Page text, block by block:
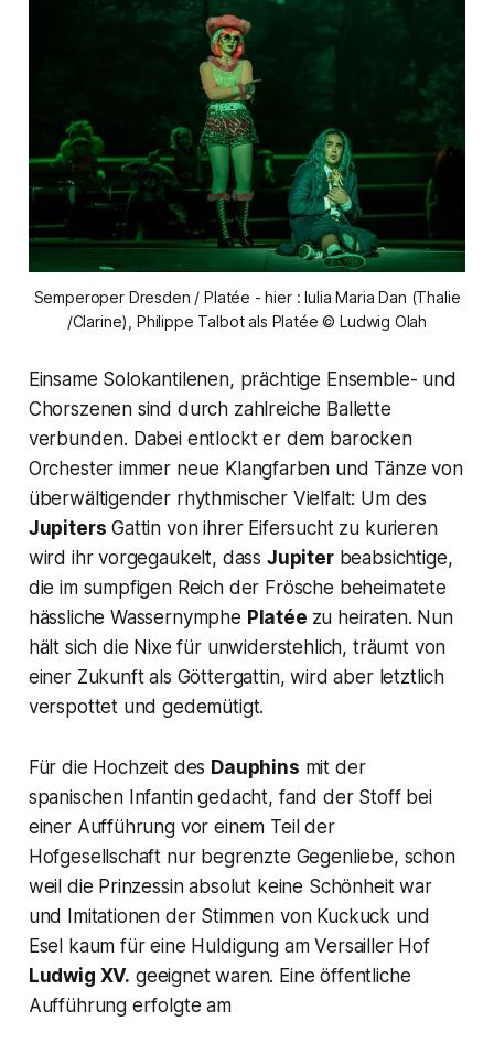
Semperoper Dresden / Platée - hier : Iulia Maria Dan (Thalie
/Clarine), Philippe Talbot als Platée © Ludwig Olah
Einsame Solokantilenen, prächtige Ensemble- und
Chorszenen sind durch zahlreiche Ballette
verbunden. Dabei entlockt er dem barocken
Orchester immer neue Klangfarben und Tänze von
überwältigender rhythmischer Vielfalt: Um des
Jupiters Gattin von ihrer Eifersucht zu kurieren
wird ihr vorgegaukelt, dass Jupiterbeabsichtige,
die im sumpfigen Reich der Frösche beheimatete
hässliche Wassernymphe Platée zu heiraten. Nun
hält sich die Nixe für unwiderstehlich, träumt von
einer Zukunft als Göttergattin, wird aber letztlich
verspottet und gedemütigt.
Für die Hochzeit des Dauphins mit der
spanischen Infantin gedacht, fand der Stoff bei
einer Aufführung vor einem Teil der
Hofgesellschaft nur begrenzte Gegenliebe, schon
weil die Prinzessin absolut keine Schönheit war
und Imitationen der Stimmen von Kuckuck und
Esel kaum für eine Huldigung am Versailler Hof
Ludwig XV. geeignet waren. Eine öffentliche
Aufführung erfolgte am